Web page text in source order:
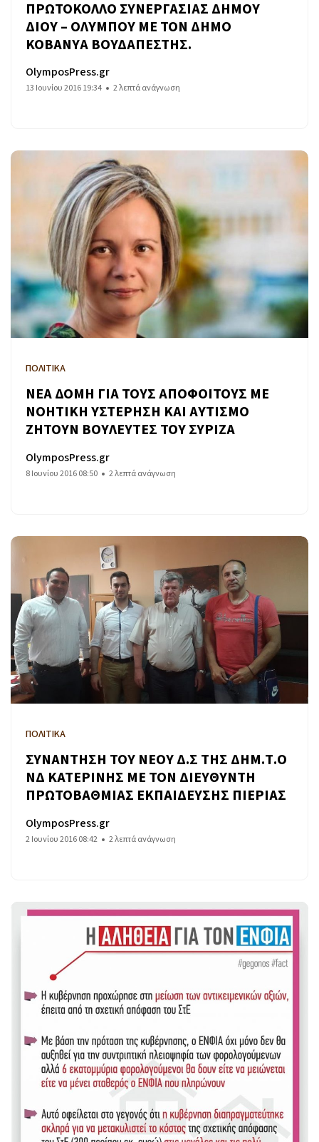
ΠΡΩΤΟΚΟΛΛΟ ΣΥΝΕΡΓΑΣΙΑΣ ΔΗΜΟΥ
ΔΙΟΥ – ΟΛΥΜΠΟΥ ΜΕ ΤΟΝ ΔΗΜΟ
KOBANYA ΒΟΥΔΑΠΕΣΤΗΣ.
OlymposPress.gr
13 Ιουνίου 2016 19:34 2 λεπτά ανάγνωση
ΠΟΛΙΤΙΚΑ
ΝΕΑ ΔΟΜΗ ΓΙΑ ΤΟΥΣ ΑΠΟΦΟΙΤΟΥΣ ΜΕ
ΝΟΗΤΙΚΗ ΥΣΤΕΡΗΣΗ ΚΑΙ ΑΥΤΙΣΜΟ
ΖΗΤΟΥΝ ΒΟΥΛΕΥΤΕΣ ΤΟΥ ΣΥΡΙΖΑ
OlymposPress.gr
8 Ιουνίου 2016 08:50 2 λεπτά ανάγνωση
ΠΟΛΙΤΙΚΑ
ΣΥΝΑΝΤΗΣΗ ΤΟΥ ΝΕΟΥ Δ.Σ ΤΗΣ ΔΗΜ.Τ.Ο
ΝΔ ΚΑΤΕΡΙΝΗΣ ΜΕ ΤΟΝ ΔΙΕΥΘΥΝΤΗ
ΠΡΩΤΟΒΑΘΜΙΑΣ ΕΚΠΑΙΔΕΥΣΗΣ ΠΙΕΡΙΑΣ
OlymposPress.gr
2 Ιουνίου 2016 08:42 2 λεπτά ανάγνωση